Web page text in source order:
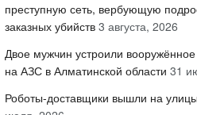
преступную сеть, вербующую
заказных убийств 3 августа, 2026
Двое мужчин устроили
на АЗС в Алматинской области 31
Роботы-доставщики вышли на